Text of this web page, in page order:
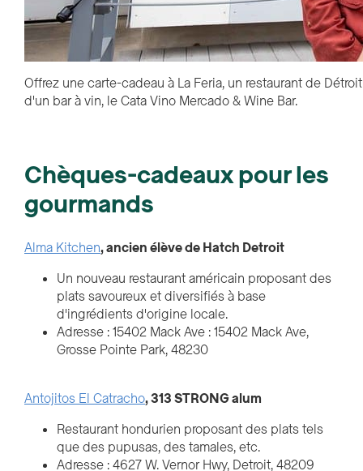
Offrez une carte-cadeau à La Feria, un restaurant de
d'un bar à vin, le Cata Vino Mercado & Wine Bar.
Chèques-cadeaux pour les
gourmands
Alma Kitchen, ancien élève de Hatch Detroit
Un nouveau restaurant américain proposant des
plats savoureux et diversifiés à base
d'ingrédients d'origine locale.
Adresse : 15402 Mack Ave : 15402 Mack Ave,
Grosse Pointe Park, 48230
Antojitos El Catracho, 313 STRONG alum
Restaurant hondurien proposant des plats tels
que des pupusas, des tamales, etc.
Adresse : 4627 W. Vernor Hwy, Detroit, 48209